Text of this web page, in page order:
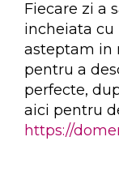
Fiecare zi a
incheiata cu
asteptam in
pentru a
perfecte,
aici pentru
https://